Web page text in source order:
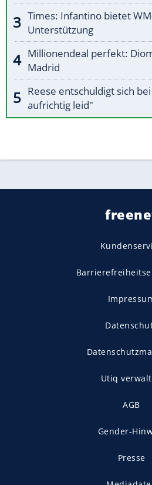
Times: Infantino bietet
Unterstützung
Millionendeal perfekt:
Madrid
Reese entschuldigt sich
aufrichtig leid"
Utiq
AGB
Gender-
Presse